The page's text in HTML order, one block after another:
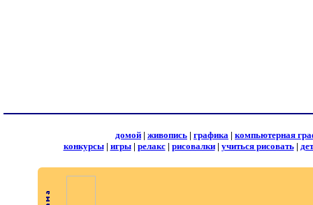
домой | живопись | графика | компьютерная
конкурсы| игры| релакс| рисовалки| учиться рисовать|